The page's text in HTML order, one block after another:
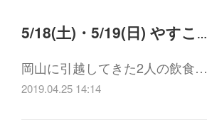
5/18(土)・5/19(日) やすことさわこprenents ほろよい・ほどよい
岡山に引越してきた2人の飲食…
2019.04.25 14:14